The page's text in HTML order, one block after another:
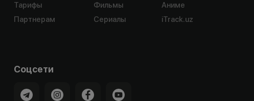
Тарифы
Партнерам
Фильмы
Сериалы
Аниме
iTrack.uz
Соцсети